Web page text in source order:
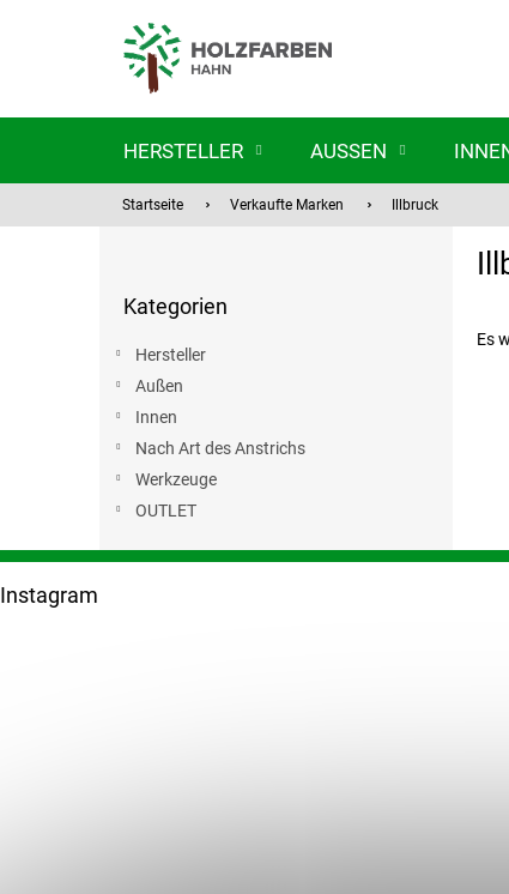
HERSTELLER AUSSEN
Startseite Verkaufte Marken Illbruck
überspringen
Kategorien
Hersteller
Außen
Innen
Nach Art des Anstrichs
Werkzeuge
OUTLET
Es
F
u
Instagram